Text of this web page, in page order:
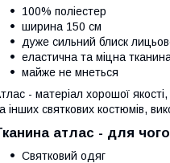
100% поліестер
ширина 150 см
дуже сильний блиск
еластична та міцна
майже не мнеться
- матеріал хорошої
інших святкових костюмів,
атлас - для
Святковий одяг